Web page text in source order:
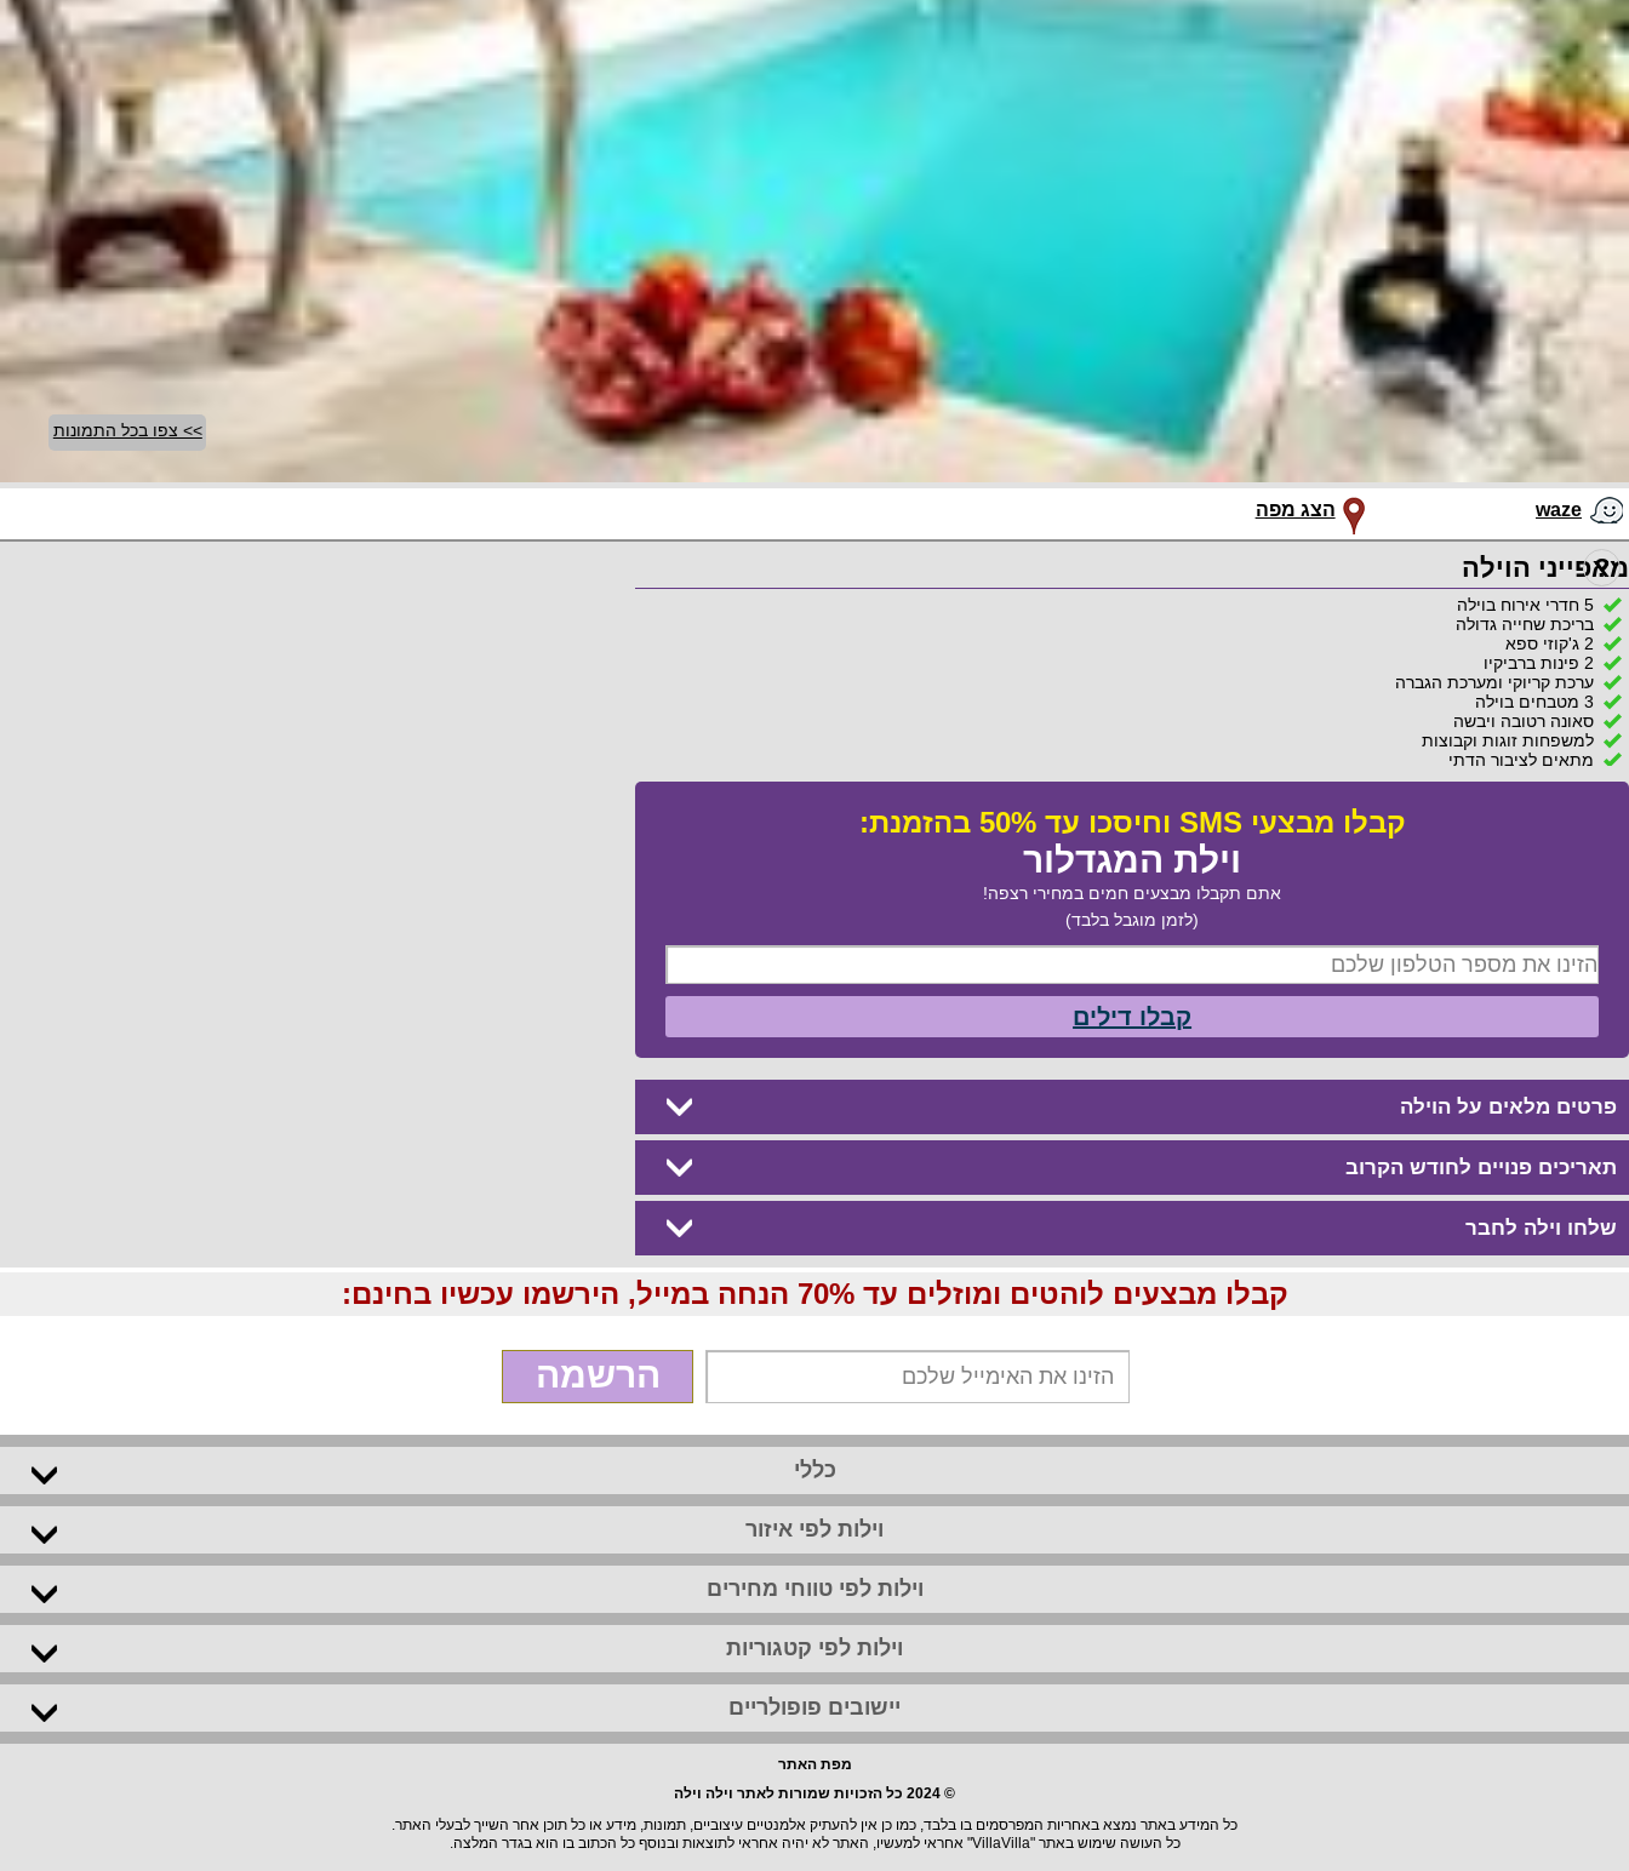
>> צפו בכל התמונות
waze הצג מפה
?
מאפייני הוילה
5 חדרי אירוח בוילה
בריכת שחייה גדולה
2 ג'קוזי ספא
2 פינות ברביקיו
ערכת קריוקי ומערכת הגברה
3 מטבחים בוילה
סאונה רטובה ויבשה
למשפחות זוגות וקבוצות
מתאים לציבור הדתי
קבלו מבצעי SMS וחיסכו עד 50% בהזמנת:
וילת המגדלור
אתם תקבלו מבצעים חמים במחירי רצפה!
(לזמן מוגבל בלבד)
קבלו דילים
פרטים מלאים על הוילה
תאריכים פנויים לחודש הקרוב
שלחו וילה לחבר
קבלו מבצעים לוהטים ומוזלים עד 70% הנחה במייל, הירשמו עכשיו בחינם:
הרשמה
כללי
וילות לפי איזור
וילות לפי טווחי מחירים
וילות לפי קטגוריות
יישובים פופולריים
מפת האתר
© 2024 כל הזכויות שמורות לאתר וילה וילה
כל המידע באתר נמצא באחריות המפרסמים בו בלבד, כמו כן אין להעתיק אלמנטיים עיצוביים, תמונות, מידע או כל תוכן אחר השייך לבעלי האתר.
כל העושה שימוש באתר "VillaVilla" אחראי למעשיו, האתר לא יהיה אחראי לתוצאות ובנוסף כל הכתוב בו הוא בגדר המלצה.